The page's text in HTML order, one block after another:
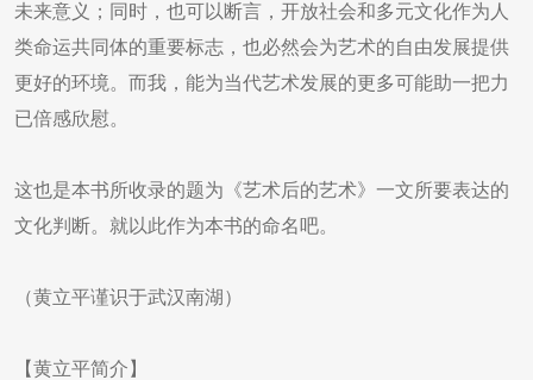
未来意义；同时，也可以断言，开放社会和多元文化作为人
类命运共同体的重要标志，也必然会为艺术的自由发展提供
更好的环境。而我，能为当代艺术发展的更多可能助一把力
已倍感欣慰。
这也是本书所收录的题为《艺术后的艺术》一文所要表达的
文化判断。就以此作为本书的命名吧。
（黄立平谨识于武汉南湖）
【黄立平简介】